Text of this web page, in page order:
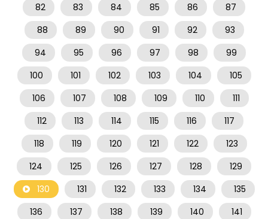
82
83 84 85 86
87
88
89 90 91 92
93
94
95 96 97 98
99
100
101 102 103 104
105
106
107 108 109 110
111
112
113 114 115 116
117
118
119 120 121 122
123
124
125 126 127 128
129
130
131 132 133 134
135
136
137 138 139 140
141